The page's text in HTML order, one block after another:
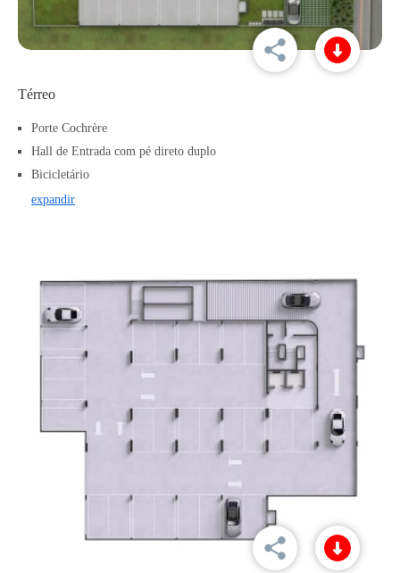
Térreo
Porte Cochrère
Hall de Entrada com pé direto duplo
Bicicletário
expandir